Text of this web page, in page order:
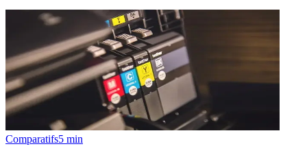
Comparatifs5 min